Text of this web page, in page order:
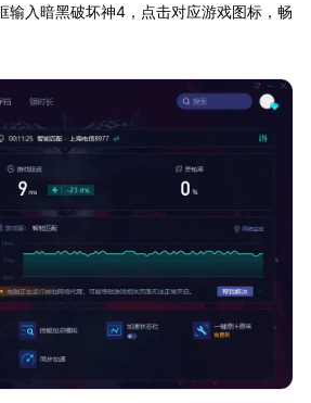
输入暗黑破坏神4，点击对应游戏图标，畅